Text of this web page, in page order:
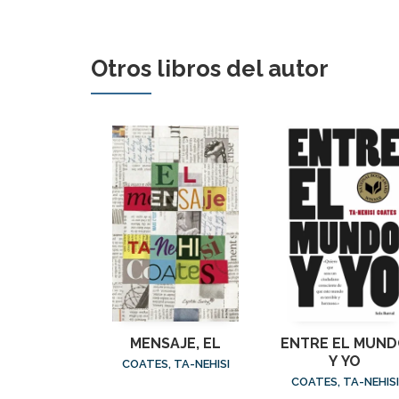
Otros libros del autor
MENSAJE, EL
COATES, TA-NEHISI
ENTRE EL
Y YO
COATES, TA-NEHISI